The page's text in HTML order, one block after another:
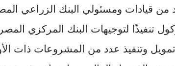
من قيادات ومسئولي البنك الزراعي
تنفيذًا لتوجيهات البنك المركزي
وتنفيذ عدد من المشروعات ذات